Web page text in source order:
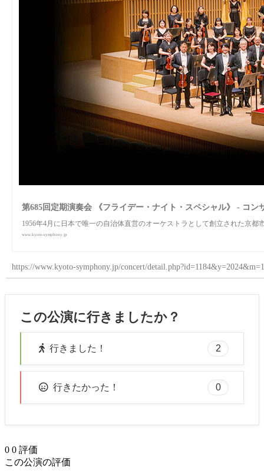
第685回定期演奏会 《フライデー・ナイト・スペシャル》 - コ
1956年4月に日本で唯一の自治体直営のオーケストラとして創立された京都
www.kyoto-symphony.jp
https://www.kyoto-symphony.jp/concert/detail.php?id=1184&y=2024&m=1
この公演に行きましたか？
行きました！ 2
行きたかった！ 0
0 0 評価
この公演の評価